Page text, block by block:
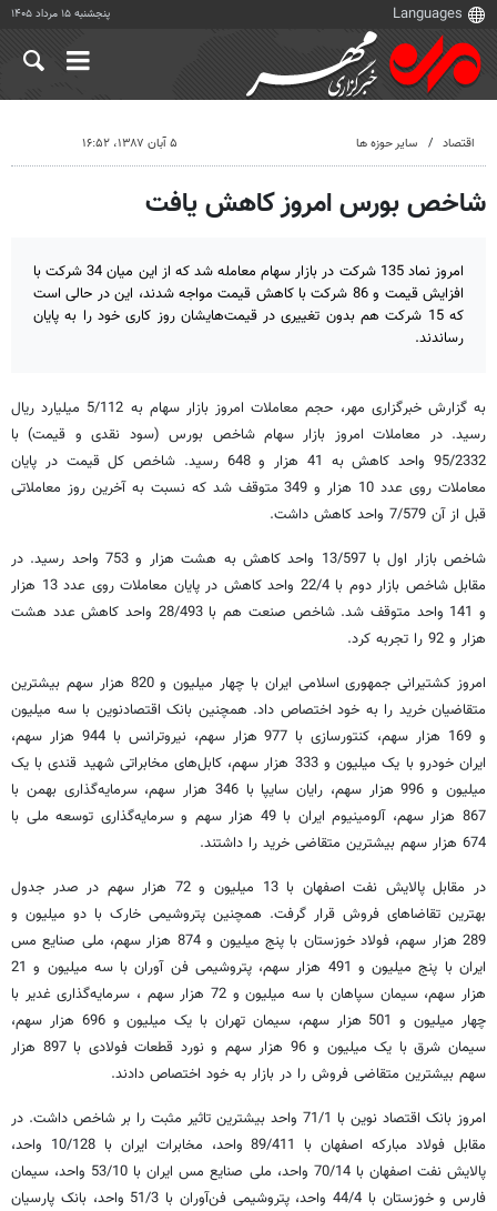
پنجشنبه ۱۵ مرداد ۱۴۰۵
اقتصاد سایر حوزه ها ۵ آبان ۱۳۸۷، ۱۶:۵۲
شاخص بورس امروز کاهش یافت
امروز نماد 135 شرکت در بازار سهام معامله شد که از این میان 34 شرکت با
افزایش قیمت و 86 شرکت با کاهش قیمت مواجه شدند، این در حالی است
که 15 شرکت هم بدون تغییری در قیمت‌هایشان روز کاری خود را به پایان
رساندند.
به گزارش خبرگزاری مهر، حجم معاملات امروز بازار سهام به 5/112 میلیارد ریال
رسید. در معاملات امروز بازار سهام شاخص بورس (سود نقدی و قیمت) با
95/2332 واحد کاهش به 41 هزار و 648 رسید. شاخص کل قیمت در پایان
معاملات روی عدد 10 هزار و 349 متوقف شد که نسبت به آخرین روز ‏معاملاتی
قبل از آن 7/579 واحد کاهش داشت.
شاخص بازار اول با 13/597 واحد کاهش به هشت هزار و 753 واحد رسید. در
مقابل شاخص بازار دوم با 22/4 واحد کاهش در پایان معاملات روی عدد 13 هزار
و 141 واحد متوقف شد. شاخص ‏صنعت هم با 28/493 واحد کاهش عدد هشت
هزار و 92 را تجربه کرد‏‎.
امروز کشتیرانی جمهوری اسلامی ایران با چهار میلیون و 820 هزار سهم بیشترین
متقاضیان خرید را به خود اختصاص داد. همچنین بانک اقتصادنوین با سه میلیون
و 169 هزار سهم، کنتورسازی با 977 هزار سهم، نیروترانس با 944 هزار سهم،
ایران خودرو با یک میلیون و 333 هزار سهم، کابل‌های مخابراتی شهید قندی با یک
میلیون و 996 هزار سهم، رایان سایپا با 346 هزار سهم، سرمایه‌گذاری بهمن با
867 هزار سهم، آلومینیوم ایران با 49 هزار سهم و سرمایه‌گذاری توسعه ملی با
674 هزار سهم بیشترین متقاضی خرید را داشتند.
در مقابل پالایش نفت اصفهان با 13 میلیون و 72 هزار سهم در صدر جدول
بهترین تقاضاهای فروش قرار گرفت. همچنین پتروشیمی خارک با دو میلیون و
289 هزار سهم، فولاد خوزستان با پنج میلیون و 874 هزار سهم، ملی صنایع مس
ایران با پنج میلیون و 491 هزار سهم، پتروشیمی فن آوران با سه میلیون و 21
هزار سهم، سیمان سپاهان با سه میلیون و 72 هزار سهم ، سرمایه‌گذاری غدیر با
چهار میلیون و 501 هزار سهم، سیمان تهران با یک میلیون و 696 هزار سهم،
سیمان شرق با یک میلیون و 96 هزار سهم و نورد قطعات فولادی با 897 هزار
سهم بیشترین متقاضی فروش را در بازار به خود اختصاص دادند.
امروز بانک اقتصاد نوین با 71/1 واحد بیشترین تاثیر مثبت را بر شاخص داشت. در
مقابل فولاد مبارکه اصفهان با 89/411 واحد، مخابرات ایران با 10/128 واحد،
پالایش نفت اصفهان با 70/14 واحد، ملی صنایع مس ایران با 53/10 واحد، سیمان
فارس و خوزستان با 44/4 واحد، پتروشیمی فن‌آوران با 51/3 واحد، بانک پارسیان